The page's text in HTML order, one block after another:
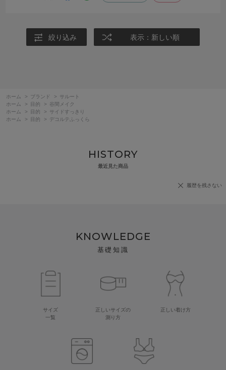
絞り込み 表示：新しい順
ホーム > ブランド >
サルート
ホーム
> 目的 >
谷間メイク
ホーム
> 目的 >
サイドすっきり
ホーム
> 目的 > デコルテふっくら
HISTORY
最近見た商品
履歴を残さない
KNOWLEDGE
基礎知識
サイズ
一覧
正しいサイズの
測り方
正しい着け方